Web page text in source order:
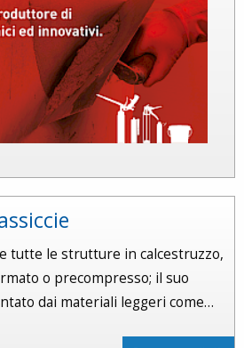
tutte le strutture in calcestruzzo,
o precompresso; il suo
dai materiali leggeri come…